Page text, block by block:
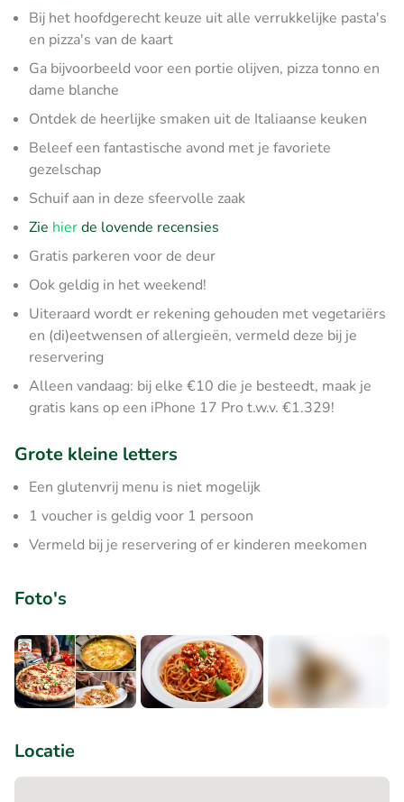
Bij het hoofdgerecht keuze uit alle verrukkelijke pasta's
en pizza's van de kaart
Ga bijvoorbeeld voor een portie olijven, pizza tonno en
dame blanche
Ontdek de heerlijke smaken uit de Italiaanse keuken
Beleef een fantastische avond met je favoriete
gezelschap
Schuif aan in deze sfeervolle zaak
Zie hierde lovende recensies
Gratis parkeren voor de deur
Ook geldig in het weekend!
Uiteraard wordt er rekening gehouden met vegetariërs
en (di)eetwensen of allergieën, vermeld deze bij je
reservering
Alleen vandaag: bij elke €10 die je besteedt, maak je
gratis kans op een iPhone 17 Pro t.w.v. €1.329!
Grote kleine letters
Een glutenvrij menu is niet mogelijk
1 voucher is geldig voor 1 persoon
Vermeld bij je reservering of er kinderen meekomen
Foto's
Locatie